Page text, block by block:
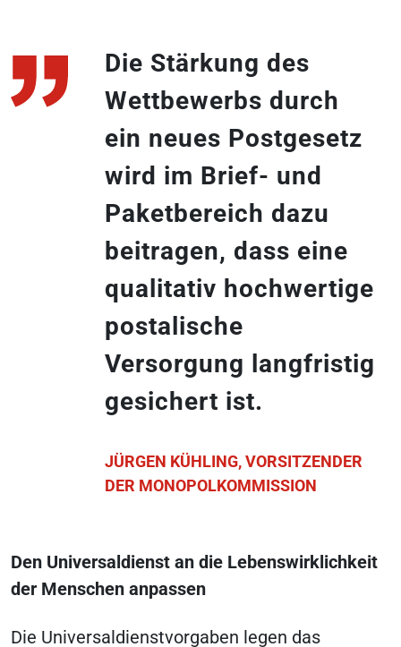
Die Stärkung des
Wettbewerbs durch
ein neues Postgesetz
wird im Brief- und
Paketbereich dazu
beitragen, dass eine
qualitativ hochwertige
postalische
Versorgung langfristig
gesichert ist.
JÜRGEN KÜHLING, VORSITZENDER
DER MONOPOLKOMMISSION
Den Universaldienst an die Lebenswirklichkeit
der Menschen anpassen
Die Universaldienstvorgaben legen das